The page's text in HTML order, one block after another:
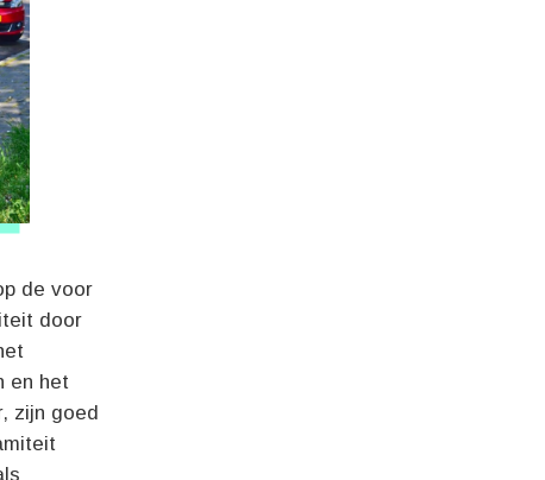
de voor
door
en het
zijn goed